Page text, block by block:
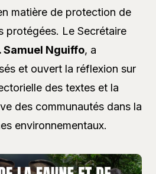
matière de protection de
protégées. Le Secrétaire
Samuel Nguiffo, a
et ouvert la réflexion sur
des textes et la
des communautés dans la
environnementaux.